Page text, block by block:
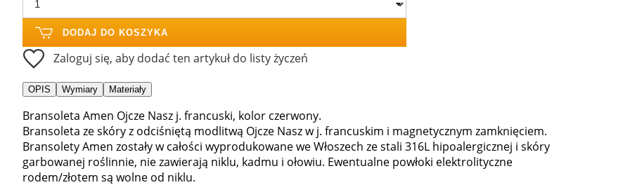
DODAJ DO KOSZYKA
Zaloguj się, aby dodać ten artykuł do listy życzeń
OPIS Wymiary Materiały
Bransoleta Amen Ojcze Nasz j. francuski, kolor czerwony.
Bransoleta ze skóry z odciśniętą modlitwą Ojcze Nasz w j. francuskim i magnetycznym zamknięciem.
Bransolety Amen zostały w całości wyprodukowane we Włoszech ze stali 316L hipoalergicznej i skóry
garbowanej roślinnie, nie zawierają niklu, kadmu i ołowiu. Ewentualne powłoki elektrolityczne
rodem/złotem są wolne od niklu.